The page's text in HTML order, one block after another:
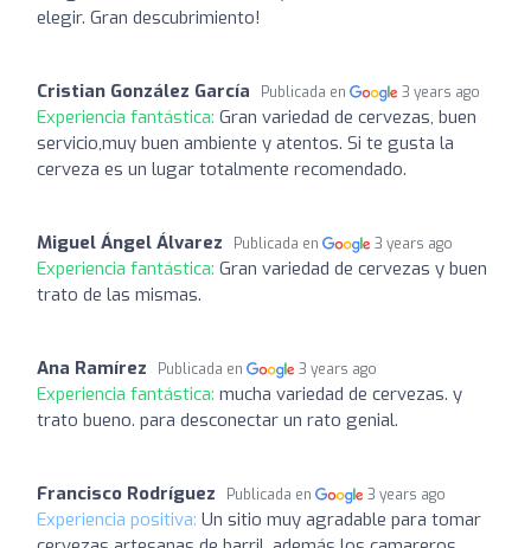
elegir. Gran descubrimiento!
Cristian González García Publicada en 3 years ago
Experiencia fantástica: Gran variedad de cervezas, buen
servicio,muy buen ambiente y atentos. Si te gusta la
cerveza es un lugar totalmente recomendado.
Miguel Ángel Álvarez Publicada en 3 years ago
Experiencia fantástica: Gran variedad de cervezas y buen
trato de las mismas.
Ana Ramírez Publicada en 3 years ago
Experiencia fantástica: mucha variedad de cervezas. y
trato bueno. para desconectar un rato genial.
Francisco Rodríguez Publicada en 3 years ago
Experiencia positiva: Un sitio muy agradable para tomar